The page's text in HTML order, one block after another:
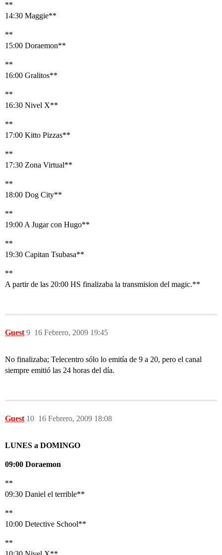
**
14:30 Maggie**
**
15:00 Doraemon**
**
16:00 Gralitos**
**
16:30 Nivel X**
**
17:00 Kitto Pizzas**
**
17:30 Zona Virtual**
**
18:00 Dog City**
**
19:00 A Jugar con Hugo**
**
19:30 Capitan Tsubasa**
**
A partir de las 20:00 HS finalizaba la transmision del magic.**
Guest 16 Febrero, 2009 19:45
9
No finalizaba; Telecentro sólo lo emitía de 9 a 20, pero el canal
siempre emitió las 24 horas del día.
Guest 16 Febrero, 2009 18:08
10
LUNES a DOMINGO
09:00 Doraemon
**
09:30 Daniel el terrible**
**
10:00 Detective School**
**